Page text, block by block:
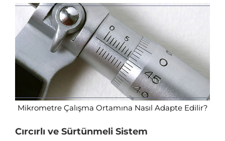
Mikrometre Çalışma Ortamına Nasıl Adapte Edilir?
Cırcırlı ve Sürtünmeli Sistem